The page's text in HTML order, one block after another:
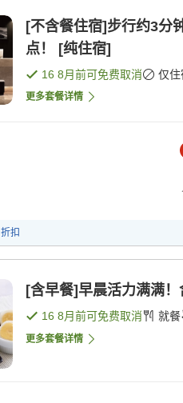
[不含餐住宿]步行约3分
点！ [纯住宿]
16 8月前可免费取消 仅住
更多套餐详情
折扣
[含早餐]早晨活力满满
16 8月前可免费取消 就餐
更多套餐详情